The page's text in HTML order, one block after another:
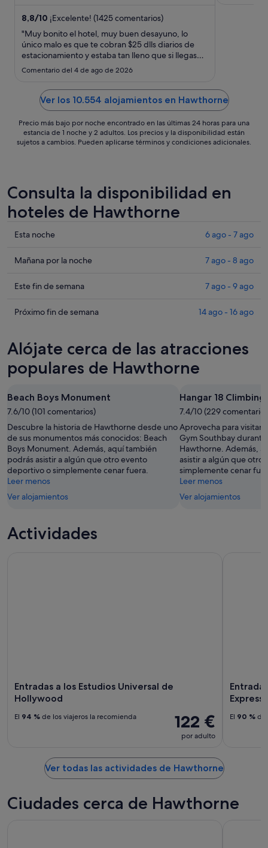
16
ago
al
8,8/10 ¡Excelente! (1425 comentarios)
"Muy bonito el hotel, muy buen desayuno, lo
único malo es que te cobran $25 dlls diarios de
estacionamiento y estaba tan lleno que si llegas
noche ya no encuentras lugar, me tuve que
estacionar en una librería y lo otro malo es que no
hacen limpieza diario, en 5 días que estuve solo
fueron 1 día."
Comentario del 4 de ago de 2026
Ver los 10.554 alojamientos en Hawthorne
Precio más bajo por noche encontrado en las últimas 24 horas para una
estancia de 1 noche y 2 adultos. Los precios y la disponibilidad están
sujetos a cambios. Pueden aplicarse términos y condiciones adicionales.
Consulta la disponibilidad en
hoteles de Hawthorne
Comprueba
precios
Hawthorne
esta
ago
7
Esta noche 6 ago - 7 ago
Comprueba
precios
Hawthorne
por
noche,
ago
-
8
ago
Mañana por la noche 7 ago - 8 ago
Comprueba
precios
para
fin
semana,
7
ago
-
9
ago
Este fin de semana 7 ago - 9 ago
Comprueba
en
Hawthorne
para
próximo
fin
de
semana,
14
ago
-
16
ago
Próximo fin de semana 14 ago - 16 ago
Alójate cerca de las atracciones
populares de Hawthorne
Beach Boys Monument
7.6/10 (101 comentarios)
Descubre la historia de Hawthorne desde uno
de sus monumentos más conocidos: Beach
Boys Monument. Además, aquí también
podrás asistir a algún que otro evento
deportivo o simplemente cenar fuera.
Leer menos
Ver alojamientos
Hangar 18
7.4/10 (229
Aprovecha para visitar
Gym Southbay
Hawthorne. Además,
asistir a algún que
simplemente cenar
Leer menos
Ver alojamientos
Actividades
Entradas a los Estudios Universal de
Hollywood
122 €
por adulto
El 94 % de los viajeros la recomienda
Express
El 90 % de
Ver todas las actividades de Hawthorne
Ciudades cerca de Hawthorne